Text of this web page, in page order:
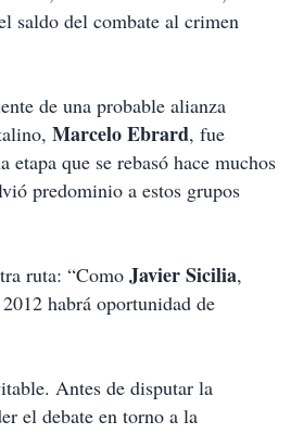
saldo del combate al crimen
de una probable alianza
Marcelo Ebrard, fue
etapa que se rebasó hace muchos
predominio a estos grupos
ruta: “Como Javier Sicilia,
habrá oportunidad de
Antes de disputar la
el debate en torno a la